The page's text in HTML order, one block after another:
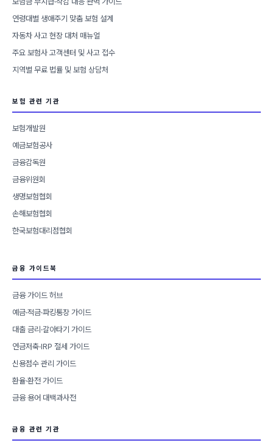
연령대별 생애주기 맞춤 보험 설계
자동차 사고 현장 대처 매뉴얼
주요 보험사 고객센터 및 사고 접수
지역별 무료 법률 및 보험 상담처
보험 관련 기관
보험개발원
예금보험공사
금융감독원
금융위원회
생명보험협회
손해보험협회
한국보험대리점협회
금융 가이드북
금융 가이드 허브
예금·적금·파킹통장 가이드
대출 금리·갈아타기 가이드
연금저축·IRP 절세 가이드
신용점수 관리 가이드
환율·환전 가이드
금융 용어 대백과사전
금융 관련 기관